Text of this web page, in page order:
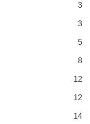
3
3
5
8
12
12
14